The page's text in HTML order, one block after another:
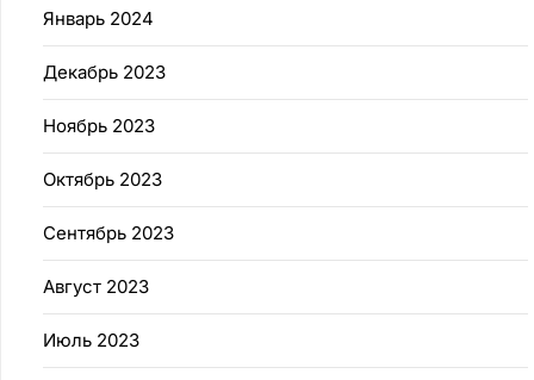
Январь 2024
Декабрь 2023
Ноябрь 2023
Октябрь 2023
Сентябрь 2023
Август 2023
Июль 2023